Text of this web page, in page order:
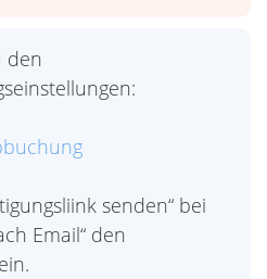
den
senden“ bei
Email“ den